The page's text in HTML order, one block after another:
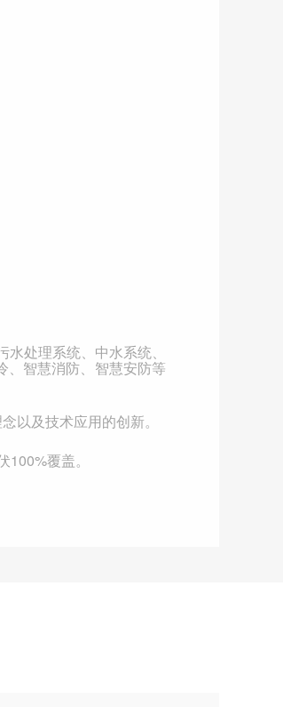
处理系统、中水系统、
、智慧消防、智慧安防等
以及技术应用的创新。
100%覆盖。